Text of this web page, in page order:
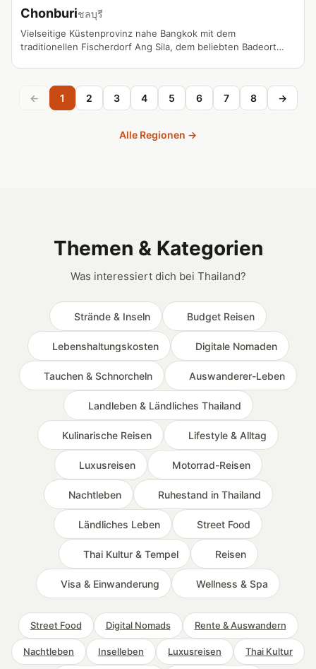
Chonburiชลบุรี
Vielseitige Küstenprovinz nahe Bangkok mit dem
traditionellen Fischerdorf Ang Sila, dem beliebten Badeort
Traditionen und familienfreundlichen Attraktionen nur eine
kurze Fahrt von der Hauptstadt entfernt.
← 1 2 3 4 5 6 7 8 →
Alle Regionen →
Themen & Kategorien
Was interessiert dich bei Thailand?
Strände & Inseln Budget Reisen
Lebenshaltungskosten Digitale Nomaden
Tauchen & Schnorcheln Auswanderer-Leben
Landleben & Ländliches Thailand
Kulinarische Reisen Lifestyle & Alltag
Luxusreisen Motorrad-Reisen
Nachtleben Ruhestand in Thailand
Ländliches Leben Street Food
Thai Kultur & Tempel Reisen
Visa & Einwanderung Wellness & Spa
Street Food Digital Nomads Rente & Auswandern
Nachtleben Inselleben Luxusreisen Thai Kultur